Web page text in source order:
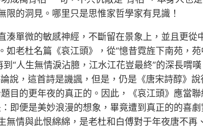
的洞見。哪里只是思惟家哲學家有見識！
單微的敏感神經，不斷留在景象上，並且更
老杜名篇《哀江頭》，從“憶昔霓旌下南苑，
“人生無情淚沾臆，江水江花豈最終”的深長喟
說，這首詩是譏諷，但是，仍是《唐宋詩醇》
目的更年夜的真正的。因此，《哀江頭》應當
即便是美妙浪漫的想象，畢竟遭到真正的的喜
情與此恨綿綿，是老杜和白傅對于年夜唐不再